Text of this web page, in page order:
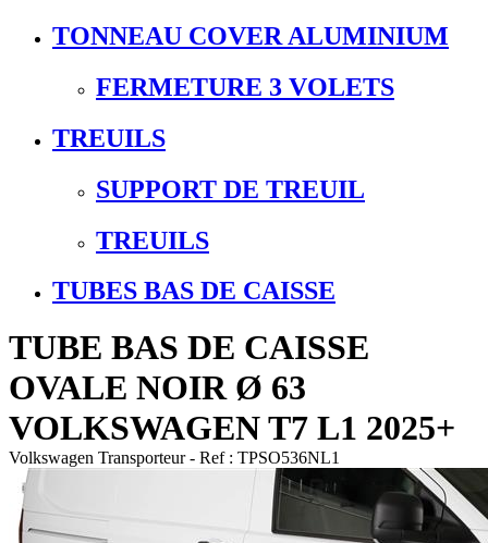
TONNEAU COVER ALUMINIUM
FERMETURE 3 VOLETS
TREUILS
SUPPORT DE TREUIL
TREUILS
TUBES BAS DE CAISSE
TUBE BAS DE CAISSE
OVALE NOIR Ø 63
VOLKSWAGEN T7 L1 2025+
Volkswagen Transporteur- Ref : TPSO536NL1